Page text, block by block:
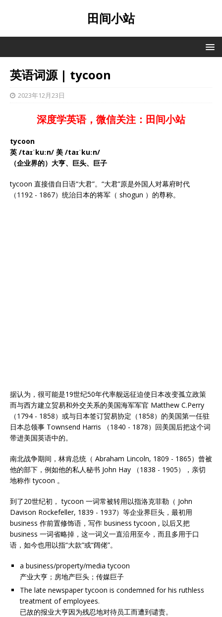
田间小站
英语词源 | tycoon
2023年12月23日
深度学英语，微信关注：田间小站
tycoon
英 /taɪˈkuːn/ 美 /taɪˈkuːn/
（企业界的）大亨、巨头、巨子
tycoon 直接借自日语“大君”。“大君”原是外国人对幕府时代
（1192 - 1867）统治日本的将军（ shogun ）的尊称。
据认为，很可能是19世纪50年代率舰远征迫使日本改变孤立政策
而与西方建立贸易和外交关系的美国海军军官 Matthew C.Perry
（1794 - 1858）或与日本签订贸易协定（1858）的美国第一任驻
日本总领事 Townsend Harris （1840 - 1878）回美国后把这个词
带进美国英语中的。
南北战争期间，林肯总统（ Abraham Lincoln, 1809 - 1865）曾被
他的部下，例如他的私人秘书 John Hay （1838 - 1905），亲切
地称作 tycoon 。
到了20世纪初， tycoon 一词常被转用以指洛克菲勒（ John
Davison Rockefeller, 1839 - 1937）等企业界巨头，最初用
business 作前置修饰语，写作 business tycoon , 以后又把
business 一词省略掉，这一词义一直沿用至今，而且多用于口
语，如今也用以指“大款”或“阔佬”。
a business/property/media tycoon
产业大亨；房地产巨头；传媒巨子
The late newspaper tycoon is condemned for his ruthless
treatment of employees.
已故的报业大亨因为残忍地对待员工而遭到谴责。